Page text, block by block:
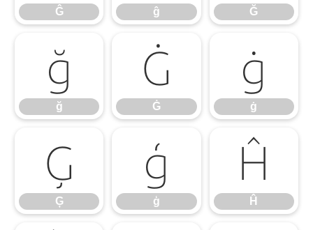
Ĝ ĝ Ğ
ğ
ğ
Ġ
Ġ
ġ
ġ
Ģ
Ģ
ģ
ģ
Ĥ
Ĥ